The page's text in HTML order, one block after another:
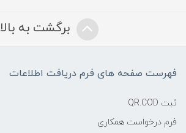
برگشت به بالا
فهرست صفحه های فرم دریافت اطلاعات
ثبت QR.COD
فرم درخواست همکاری